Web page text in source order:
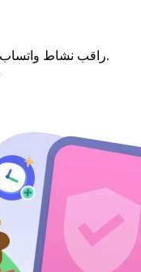
راقب نشاط واتساب من خلال مزامنة إشعارات التطبيق.